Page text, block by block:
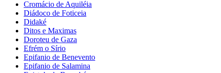
Cromácio de Aquiléia
Diádoco de Foticeia
Didaké
Ditos e Maximas
Doroteu de Gaza
Efrém o Sírio
Epifanio de Benevento
Epifanio de Salamina